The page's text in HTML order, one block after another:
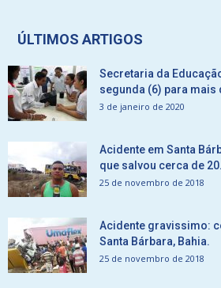
ÚLTIMOS ARTIGOS
Secretaria da
segunda (6) para mais
3 de janeiro de 2020
Acidente em Santa
que salvou cerca de
25 de novembro de 2018
Acidente gravissimo:
Santa Bárbara, Bahia.
25 de novembro de 2018